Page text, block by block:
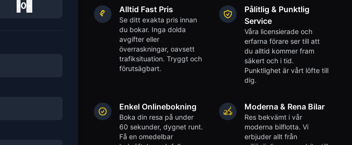
0 Alltid Fast Pris
Se ditt exakta pris innan
du bokar. Inga dolda
avgifter eller
överraskningar, oavsett
trafiksituation. Tryggt och
förutsägbart.
Pålitlig & Punktlig
Service
Våra licensierade och
erfarna förare ser till att
du alltid kommer fram
säkert och i tid.
Punktlighet är vårt löfte till
dig.
Enkel Onlinebokning
Boka din resa på under
60 sekunder, dygnet runt.
Få en omedelbar
Moderna & Rena Bilar
Res bekvämt i vår
moderna bilflotta. Vi
erbjuder allt från